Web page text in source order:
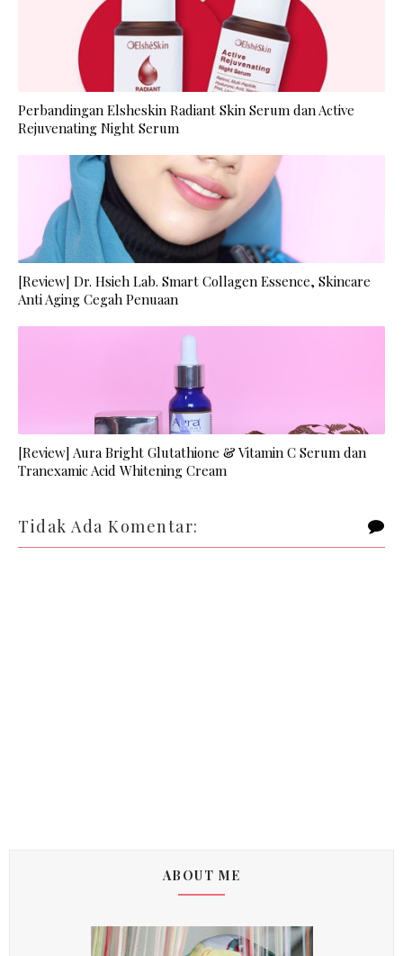
Perbandingan Elsheskin Radiant Skin Serum dan Active
Rejuvenating Night Serum
[Review] Dr. Hsieh Lab. Smart Collagen Essence, Skincare
Anti Aging Cegah Penuaan
[Review] Aura Bright Glutathione & Vitamin C Serum dan
Tranexamic Acid Whitening Cream
Tidak Ada Komentar:
ABOUT ME